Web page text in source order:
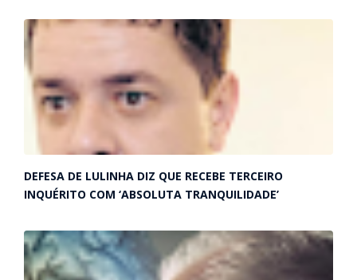
DEFESA DE LULINHA DIZ QUE RECEBE TERCEIRO
INQUÉRITO COM ‘ABSOLUTA TRANQUILIDADE’